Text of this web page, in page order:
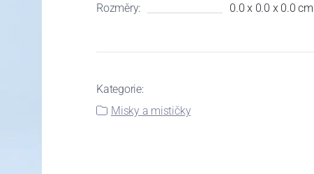
Rozměry:
0.0 x 0.0 x 0.0 cm
Kategorie:
Misky a mističky